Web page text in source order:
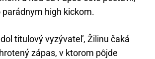
parádnym high kickom.
titulový vyzývateľ, Žilinu čaká
zápas, v ktorom pôjde